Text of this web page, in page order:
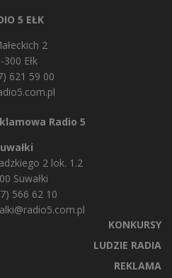
5 EŁK
2
300 Ełk
621 59 00
Radio 5
2 lok. 1.2
Suwałki
566 62 10
KONKURSY
LUDZIE RADIA
REKLAMA